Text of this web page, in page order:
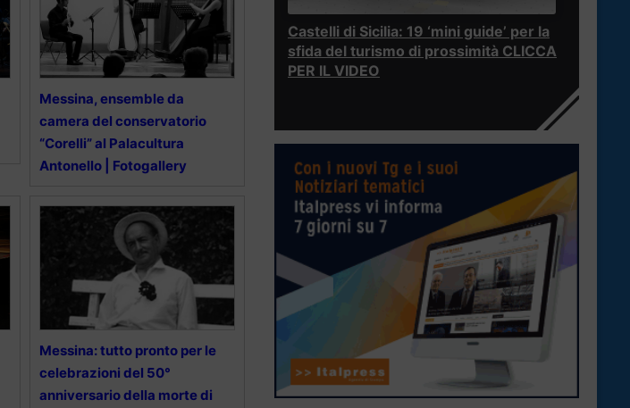
Messina, ensemble da
camera del conservatorio
“Corelli” al Palacultura
Antonello | Fotogallery
Messina: tutto pronto per le
celebrazioni del 50°
anniversario della morte di
Castelli di Sicilia: 19 ‘mini guide’ per la
sfida del turismo di prossimità CLICCA
PER IL VIDEO